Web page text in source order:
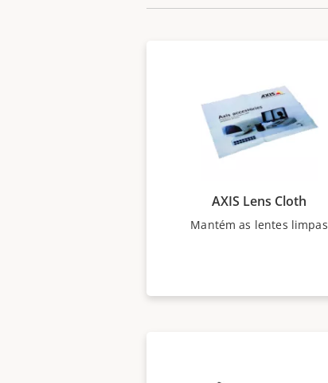
AXIS Lens Cloth
Mantém as lentes limpas